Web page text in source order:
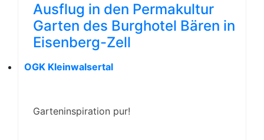
Ausflug in den Permakultur
Garten des Burghotel Bären in
Eisenberg-Zell
OGK Kleinwalsertal
Garteninspiration pur!